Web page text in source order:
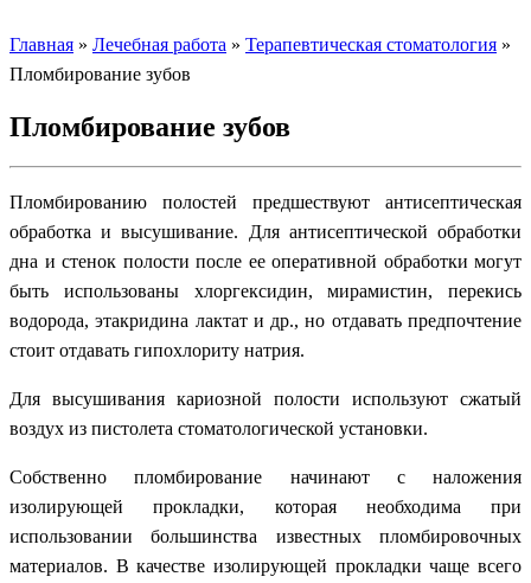
Главная » Лечебная работа » Терапевтическая стоматология »
Пломбирование зубов
Пломбирование зубов
Пломбированию полостей предшествуют антисептическая
обработка и высушивание. Для антисептической обработки
дна и стенок полости после ее оперативной обработки могут
быть использованы хлоргексидин, мирамистин, перекись
водорода, этакридина лактат и др., но отдавать предпочтение
стоит отдавать гипохлориту натрия.
Для высушивания кариозной полости используют сжатый
воздух из пистолета стоматологической установки.
Собственно пломбирование начинают с наложения
изолирующей прокладки, которая необходима при
использовании большинства известных пломбировочных
материалов. В качестве изолирующей прокладки чаще всего